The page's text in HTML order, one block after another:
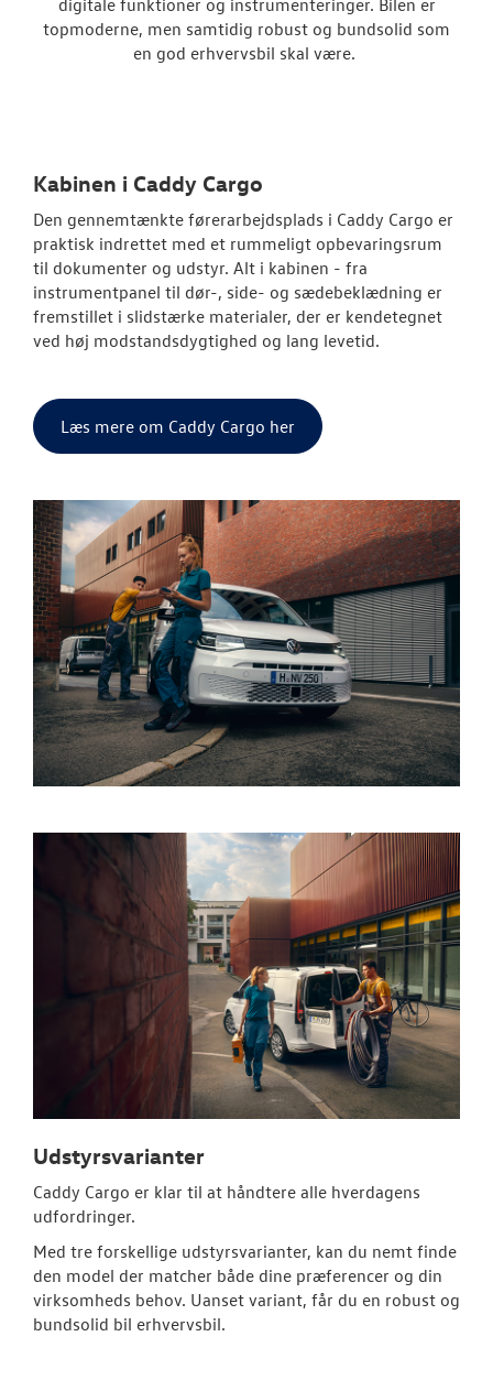
Transporter
Finansiering
Book en
VÆRKSTED
SKADECENTER
TILBEHØR
NYHEDER
OM OS
RESERVEDELE
topmoderne, men samtidig robust og bundsolid som
en god erhvervsbil skal være.
Kabinen i Caddy Cargo
Den gennemtænkte førerarbejdsplads i Caddy Cargo er
praktisk indrettet med et rummeligt opbevaringsrum
til dokumenter og udstyr. Alt i kabinen - fra
instrumentpanel til dør-, side- og sædebeklædning er
fremstillet i slidstærke materialer, der er kendetegnet
ved høj modstandsdygtighed og lang levetid.
Læs mere om Caddy Cargo her
Udstyrsvarianter
Caddy Cargo er klar til at håndtere alle hverdagens
udfordringer.
Med tre forskellige udstyrsvarianter, kan du nemt finde
den model der matcher både dine præferencer og din
virksomheds behov. Uanset variant, får du en robust og
bundsolid bil erhvervsbil.